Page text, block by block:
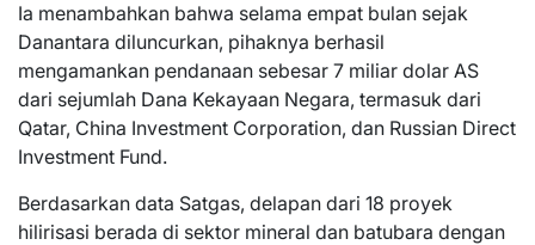
Ia menambahkan bahwa selama empat bulan sejak
Danantara diluncurkan, pihaknya berhasil
mengamankan pendanaan sebesar 7 miliar dolar AS
dari sejumlah Dana Kekayaan Negara, termasuk dari
Qatar, China Investment Corporation, dan Russian Direct
Investment Fund.
Berdasarkan data Satgas, delapan dari 18 proyek
hilirisasi berada di sektor mineral dan batubara dengan